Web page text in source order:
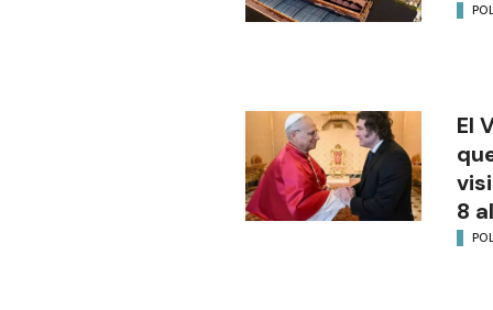
El
8